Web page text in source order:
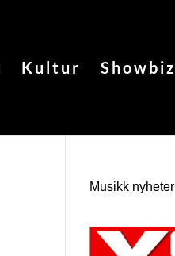
Kultur Showbiz
Musikk nyheter